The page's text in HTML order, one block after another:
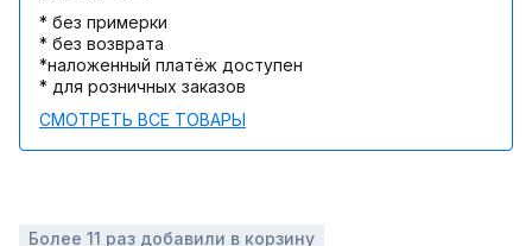
* без примерки
* без возврата
*наложенный платёж доступен
* для розничных заказов
СМОТРЕТЬ ВСЕ ТОВАРЫ
Более 11 раз добавили в корзину